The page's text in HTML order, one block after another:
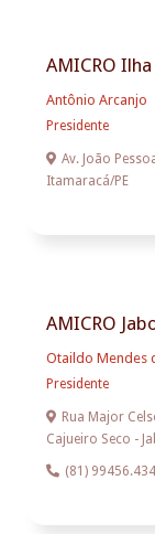
AMICRO
Antônio Arcanjo
Presidente
 Av. João
Itamaracá/PE
AMICRO
Otaildo Mendes
Presidente
 Rua Major
Cajueiro Seco -
 (81)